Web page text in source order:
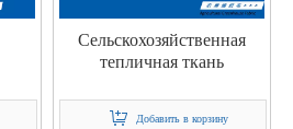
Сельскохозяйственная
тепличная ткань
Добавить в корзину